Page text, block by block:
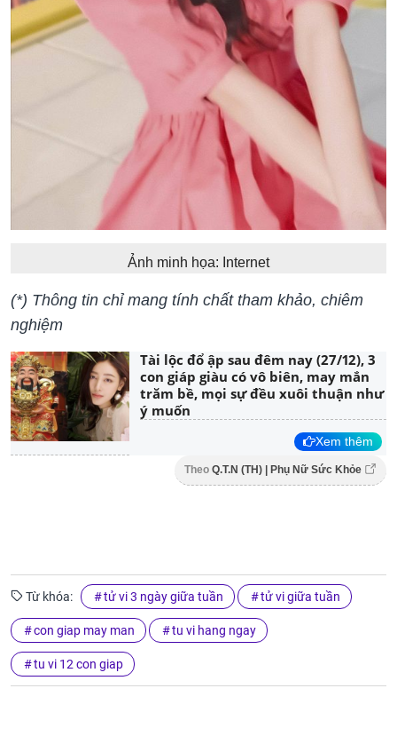
Ảnh minh họa: Internet
(*) Thông tin chỉ mang tính chất tham khảo, chiêm
nghiệm
Tài lộc đổ ập sau đêm nay (27/12), 3
con giáp giàu có vô biên, may mắn
trăm bề, mọi sự đều xuôi thuận như
ý muốn
Xem thêm
Theo Q.T.N (TH) | Phụ Nữ Sức Khỏe
Từ khóa: tử vi 3 ngày giữa tuần tử vi giữa tuần
con giap may man tu vi hang ngay
tu vi 12 con giap